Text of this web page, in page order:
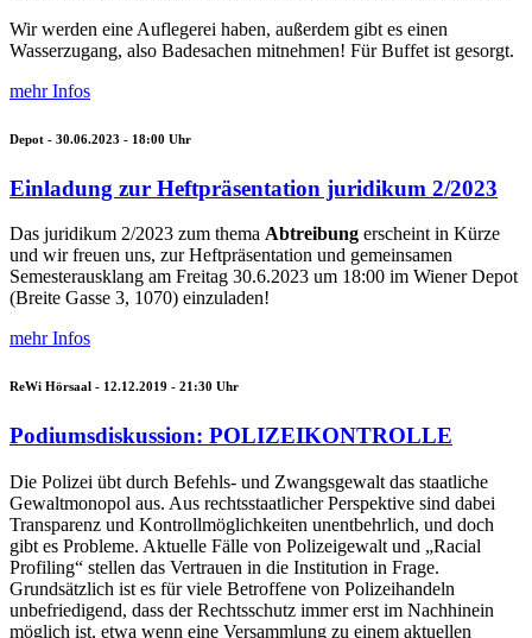
Wir werden eine Auflegerei haben, außerdem gibt es einen
Wasserzugang, also Badesachen mitnehmen! Für Buffet ist gesorgt.
mehr Infos
Depot - 30.06.2023 - 18:00 Uhr
Einladung zur Heftpräsentation juridikum 2/2023
Das juridikum 2/2023 zum thema Abtreibung erscheint in Kürze
und wir freuen uns, zur Heftpräsentation und gemeinsamen
Semesterausklang am Freitag 30.6.2023 um 18:00 im Wiener Depot
(Breite Gasse 3, 1070) einzuladen!
mehr Infos
ReWi Hörsaal - 12.12.2019 - 21:30 Uhr
Podiumsdiskussion: POLIZEIKONTROLLE
Die Polizei übt durch Befehls- und Zwangsgewalt das staatliche
Gewaltmonopol aus. Aus rechtsstaatlicher Perspektive sind dabei
Transparenz und Kontrollmöglichkeiten unentbehrlich, und doch
gibt es Probleme. Aktuelle Fälle von Polizeigewalt und „Racial
Profiling“ stellen das Vertrauen in die Institution in Frage.
Grundsätzlich ist es für viele Betroffene von Polizeihandeln
unbefriedigend, dass der Rechtsschutz immer erst im Nachhinein
möglich ist, etwa wenn eine Versammlung zu einem aktuellen